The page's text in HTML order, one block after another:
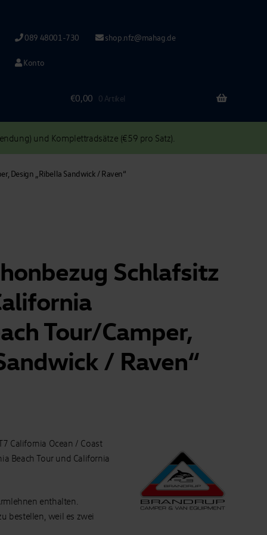
089 48001-730 shop.nfz@mahag.de
Konto
€0,00 0 Artikel
und Komplettradsätze (€59 pro Satz).
Design „Ribella Sandwick / Raven“
Schlafsitz
Tour/Camper,
/ Raven“
California Ocean / Coast
Beach Tour und California
enthalten.
bestellen, weil es zwei